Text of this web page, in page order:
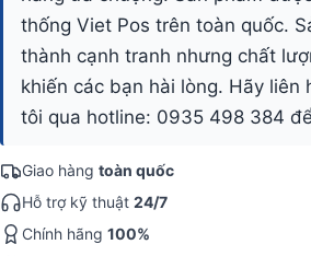
thống Viet Pos trên toàn quốc.
thành cạnh tranh nhưng chất
khiến các bạn hài lòng. Hãy liên
tôi qua hotline: 0935 498 384
Giao hàng toàn quốc
Hỗ trợ kỹ thuật 24/7
Chính hãng 100%